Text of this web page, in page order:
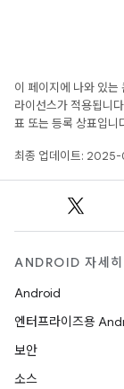
이 페이지에 나와 있는
라이선스가 적용됩니
표 또는 등록 상표입니
최종 업데이트:
ANDROID 자세히
Android
엔터프라이즈용
보안
소스